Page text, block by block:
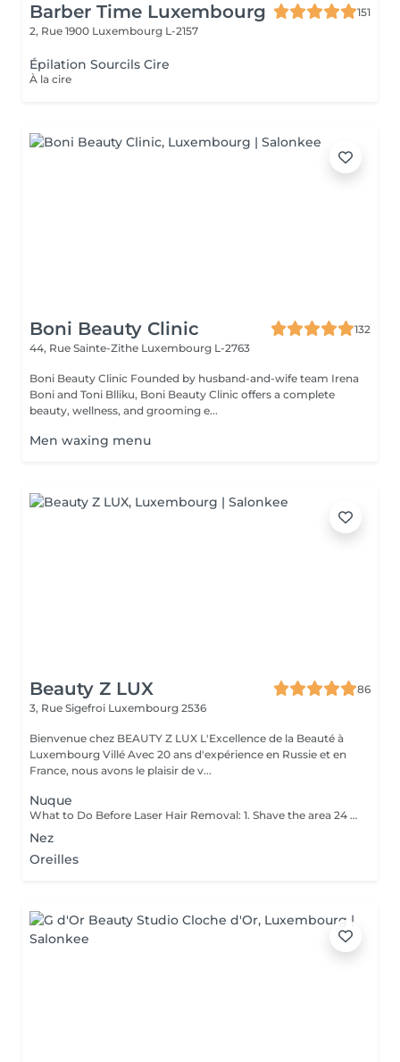
Barber Time Luxembourg
151
2, Rue 1900 Luxembourg L-2157
Épilation Sourcils Cire
À la cire
Boni Beauty Clinic
132
44, Rue Sainte-Zithe Luxembourg L-2763
Boni Beauty Clinic Founded by husband-and-wife team Irena
Boni and Toni Blliku, Boni Beauty Clinic offers a complete
beauty, wellness, and grooming e...
Men waxing menu
Beauty Z LUX
86
3, Rue Sigefroi Luxembourg 2536
Bienvenue chez BEAUTY Z LUX L'Excellence de la Beauté à
Luxembourg Villé Avec 20 ans d'expérience en Russie et en
France, nous avons le plaisir de v...
Nuque
What to Do Before Laser Hair Removal: 1. Shave the area 24 hours before your appointment don't wax or pluck. 2. Avoid sun exposure and tanning 3. Clean the skin make sure the area is free of lotion, deodorant, makeup, or oils. 4. Avoid active skincare products (like retinoids, acids, or scrubs) on the area for a few days before treatment. 5. Do not take photosensitizing medications (like certain antibiotics) check with your technician if you're unsure. 6. Wear loose, comfortable clothing on the day of your appointment. 7. Inform your technician if you are pregnant, breastfeeding, or have any medical conditions. Contraindications After Permanent Laser Hair Removal: 1. Avoid sun exposure for at least 12 weeks before and after treatment. 2. Do not use tanning beds or self-tanners in the treated area. 3. Avoid hot baths, saunas, and steam rooms for 2448 hours after treatment. 4. Do not wax, pluck, or use depilatory creams between sessions shaving is allowed. 5. Avoid using active skincare products (like retinoids, acids, or exfoliants) on the treated area for several days. 6. Do not apply makeup or perfumed products immediately after treatment (especially on the face). 7. Pregnancy and certain medications (like photosensitizing drugs) may be contraindications always consult a professional first.
Nez
Oreilles